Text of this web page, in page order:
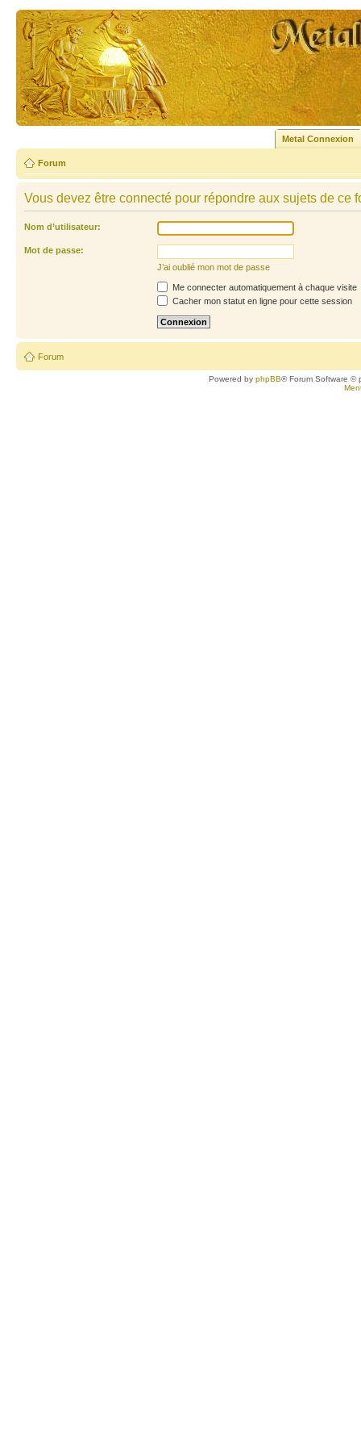
Metal Connexion
Forum
Vous devez être connecté pour répondre aux sujets de ce
Nom d’utilisateur:
Mot de passe:
J’ai oublié mon mot de passe
Me connecter automatiquement à chaque visite
Cacher mon statut en ligne pour cette session
Forum
Powered byphpBB® Forum Software ©